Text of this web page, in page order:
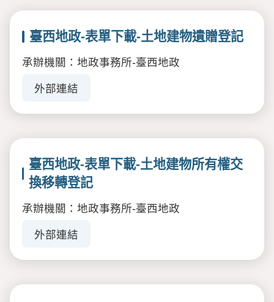
臺西地政-表單下載-土地建物遺贈登記
承辦機關：地政事務所-臺西地政
外部連結
臺西地政-表單下載-土地建物所有權交
換移轉登記
承辦機關：地政事務所-臺西地政
外部連結